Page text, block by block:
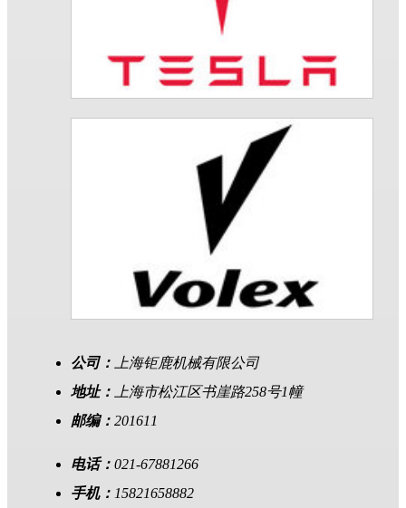
公司：
上海钜鹿机械有限公司
地址：
上海市松江区书崖路258号1幢
邮编： 201611
电话： 021-67881266
手机： 15821658882